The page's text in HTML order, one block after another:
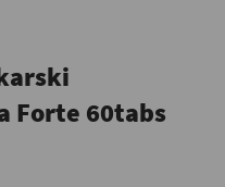
Forte 60tabs